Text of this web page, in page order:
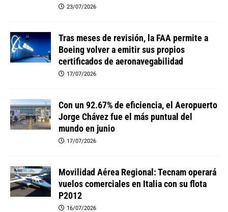
23/07/2026
Tras meses de revisión, la FAA permite a
Boeing volver a emitir sus propios
certificados de aeronavegabilidad
17/07/2026
Con un 92.67% de eficiencia, el Aeropuerto
Jorge Chávez fue el más puntual del
mundo en junio
17/07/2026
Movilidad Aérea Regional: Tecnam operará
vuelos comerciales en Italia con su flota
P2012
16/07/2026